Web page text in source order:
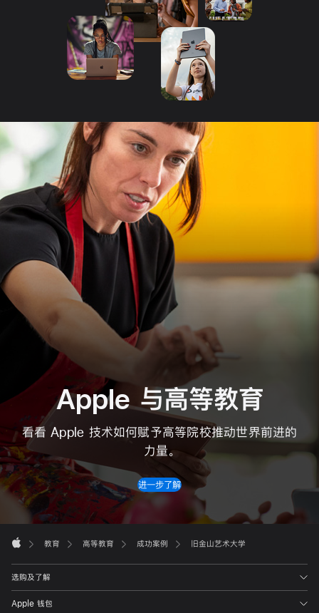
Apple 与⾼等教育
看看 Apple 技术如何赋予高等院校推动世界前进的
力量。
进一步了解
Footer

教育 高等教育 成功案例 旧金山艺术大学
选购及了解
Apple 钱包